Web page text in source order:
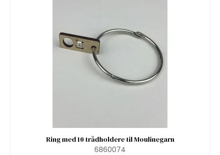
Ring med 10 trådholdere til Moulinegarn
6860074